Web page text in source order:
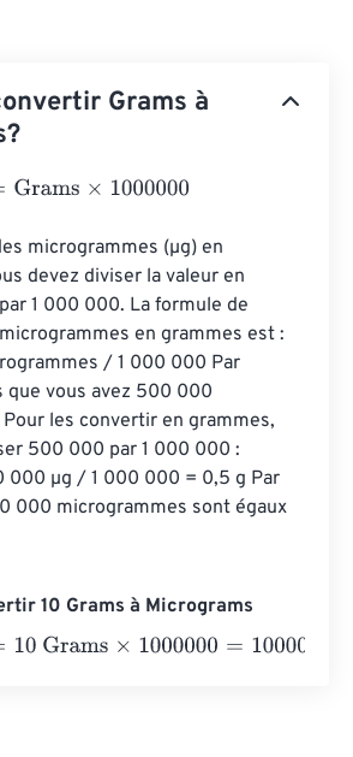
Grams à
×1000000
microgrammes (µg) en
devez diviser la valeur en
1 000 000. La formule de
en grammes est :
/ 1 000 000 Par
que vous avez 500 000
les convertir en grammes,
500 000 par 1 000 000 :
000 µg / 1 000 000 = 0,5 g Par
000 microgrammes sont égaux
10 Grams à Micrograms
×1000000=10000000